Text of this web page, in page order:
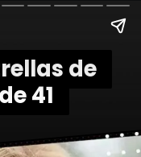
de
41
de
41